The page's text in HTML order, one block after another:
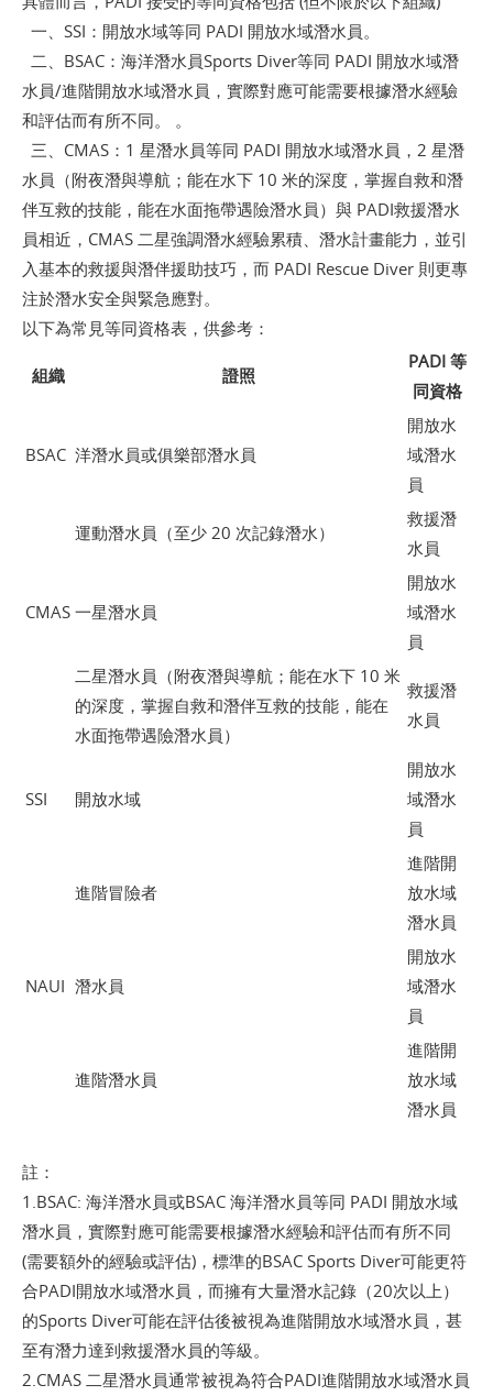
一、SSI：開放水域等同 PADI 開放水域潛水員。
二、BSAC：海洋潛水員Sports Diver等同 PADI 開放水域潛
水員/進階開放水域潛水員，實際對應可能需要根據潛水經驗
和評估而有所不同。 。
三、CMAS：1 星潛水員等同 PADI 開放水域潛水員，2 星潛
水員（附夜潛與導航；能在水下 10 米的深度，掌握自救和潛
伴互救的技能，能在水面拖帶遇險潛水員）與 PADI救援潛水
員相近，CMAS 二星強調潛水經驗累積、潛水計畫能力，並引
入基本的救援與潛伴援助技巧，而 PADI Rescue Diver 則更專
注於潛水安全與緊急應對。
以下為常見等同資格表，供參考：
組織 證照
PADI 等
同資格
BSAC 洋潛水員或俱樂部潛水員
開放水
域潛水
員
運動潛水員（至少 20 次記錄潛水）
救援潛
水員
CMAS 一星潛水員
開放水
域潛水
員
二星潛水員（附夜潛與導航；能在水下 10 米
的深度，掌握自救和潛伴互救的技能，能在
水面拖帶遇險潛水員）
救援潛
水員
SSI 開放水域
開放水
域潛水
員
進階冒險者
進階開
放水域
潛水員
NAUI 潛水員
開放水
域潛水
員
進階潛水員
進階開
放水域
潛水員
註：
1.BSAC: 海洋潛水員或BSAC 海洋潛水員等同 PADI 開放水域
潛水員，實際對應可能需要根據潛水經驗和評估而有所不同
(需要額外的經驗或評估)，標準的BSAC Sports Diver可能更符
合PADI開放水域潛水員，而擁有大量潛水記錄（20次以上）
的Sports Diver可能在評估後被視為進階開放水域潛水員，甚
至有潛力達到救援潛水員的等級。
2.CMAS 二星潛水員通常被視為符合PADI進階開放水域潛水員